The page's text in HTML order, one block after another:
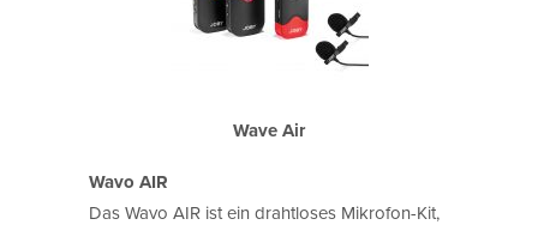
Wave Air
Wavo AIR
Das Wavo AIR ist ein drahtloses Mikrofon-Kit,